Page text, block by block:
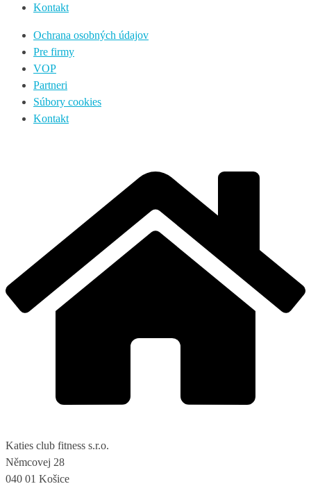
Kontakt
Ochrana osobných údajov
Pre firmy
VOP
Partneri
Súbory cookies
Kontakt
Katies club fitness s.r.o.
Němcovej 28
040 01 Košice